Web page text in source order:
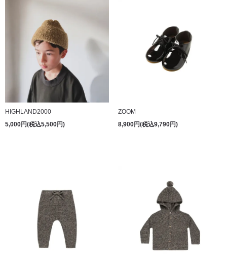
HIGHLAND2000
5,000円(税込5,500円)
ZOOM
8,900円(税込9,790円)